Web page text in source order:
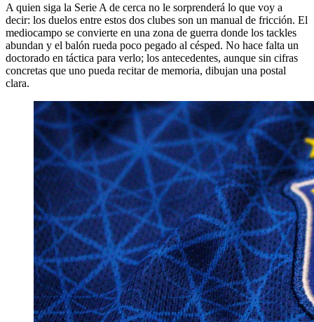
A quien siga la Serie A de cerca no le sorprenderá lo que voy a
decir: los duelos entre estos dos clubes son un manual de fricción. El
mediocampo se convierte en una zona de guerra donde los tackles
abundan y el balón rueda poco pegado al césped. No hace falta un
doctorado en táctica para verlo; los antecedentes, aunque sin cifras
concretas que uno pueda recitar de memoria, dibujan una postal
clara.